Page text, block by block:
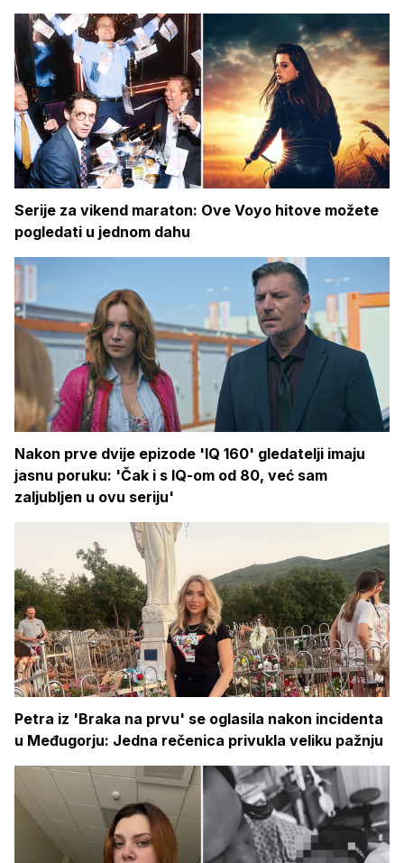
Serije za vikend maraton: Ove Voyo hitove možete
pogledati u jednom dahu
Nakon prve dvije epizode 'IQ 160' gledatelji imaju
jasnu poruku: 'Čak i s IQ-om od 80, već sam
zaljubljen u ovu seriju'
Petra iz 'Braka na prvu' se oglasila nakon incidenta
u Međugorju: Jedna rečenica privukla veliku pažnju